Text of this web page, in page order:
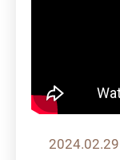
2024.02.29